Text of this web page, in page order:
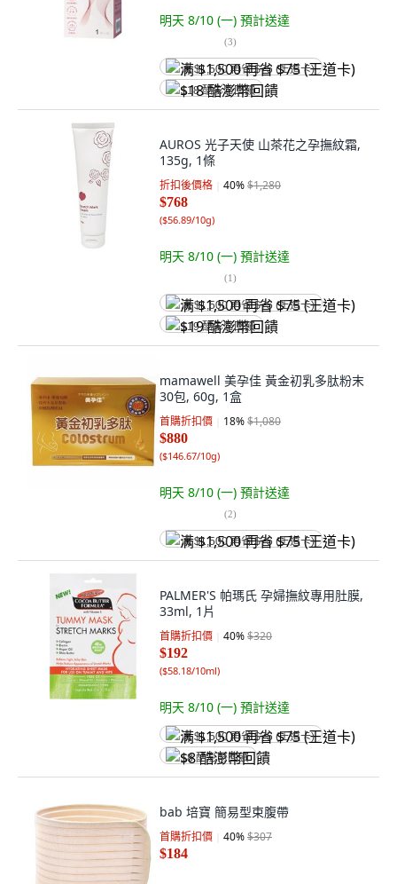
明天 8/10 (一) 預計送達
(3)
满 $1,500 再省 $75 (王道卡)
$18 酷澎幣回饋
AUROS 光子天使 山茶花之孕撫紋霜,
135g, 1條
折扣後價格 40%$1,280
$768
($56.89/10g)
明天 8/10 (一) 預計送達
(1)
满 $1,500 再省 $75 (王道卡)
$19 酷澎幣回饋
mamawell 美孕佳 黃金初乳多肽粉末
30包, 60g, 1盒
首購折扣價 18%$1,080
$880
($146.67/10g)
明天 8/10 (一) 預計送達
(2)
满 $1,500 再省 $75 (王道卡)
PALMER'S 帕瑪氏 孕婦撫紋專用肚膜,
33ml, 1片
首購折扣價 40%$320
$192
($58.18/10ml)
明天 8/10 (一) 預計送達
满 $1,500 再省 $75 (王道卡)
$8 酷澎幣回饋
bab 培寶 簡易型束腹帶
首購折扣價 40%$307
$184